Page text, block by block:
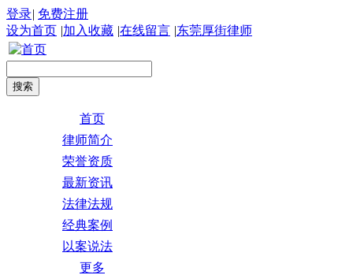
登录| 免费注册
设为首页 |加入收藏 |在线留言 |东莞厚街律师
首页
律师简介
荣誉资质
最新资讯
法律法规
经典案例
以案说法
更多